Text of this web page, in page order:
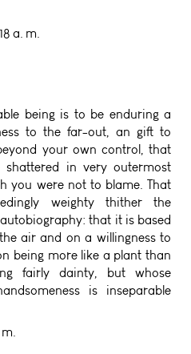
a. m.
being is to be enduring a
to the far-out, an gift to
your own control, that
in very outermost
you were not to blame. That
weighty thither the
that it is based
air and on a willingness to
being more like a plant than
fairly dainty, but whose
is inseparable